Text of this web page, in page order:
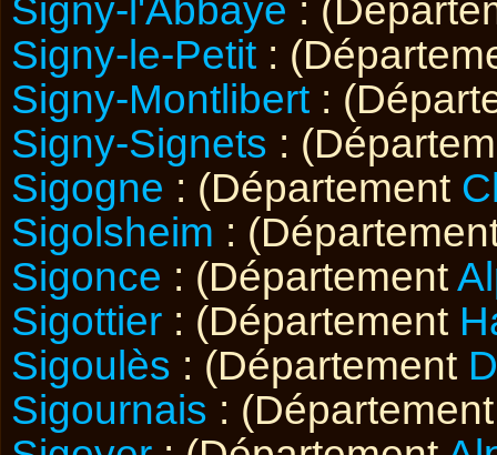
Signy-l'Abbaye :
Signy-le-Petit :
Signy-Montlibert :
Signy-Signets :
Sigogne : (Département
Sigolsheim :
Sigonce : (Département
Sigottier : (Département
Sigoulès : (Département
Sigournais :